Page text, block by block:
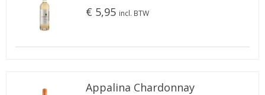
€ 5,95 incl. BTW
Appalina Chardonnay